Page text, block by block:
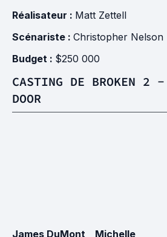
Réalisateur : Matt Zettell
Scénariste : Christopher Nelson
Budget : $250 000
CASTING DE BROKEN 2
DOOR
James DuMont
Michelle